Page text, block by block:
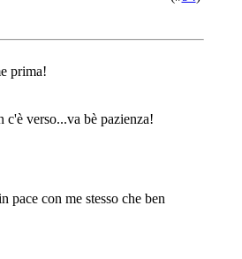
prima!
c'è verso...va bè pazienza!
pace con me stesso che ben